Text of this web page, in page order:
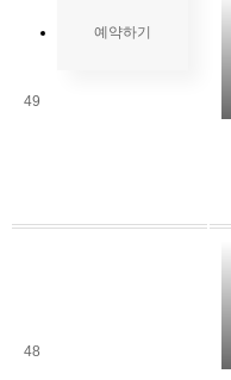
예약하기
49
48